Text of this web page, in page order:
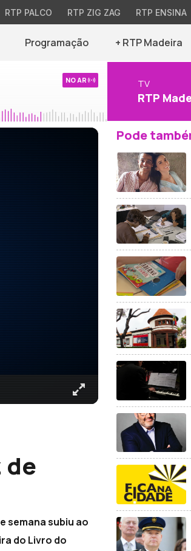
RTP PALCO RTP ZIG ZAG RTP ENSINA
Programação + RTP Madeira
NO AR TV
RTP
de
semana subiu ao
do Livro do
Pode